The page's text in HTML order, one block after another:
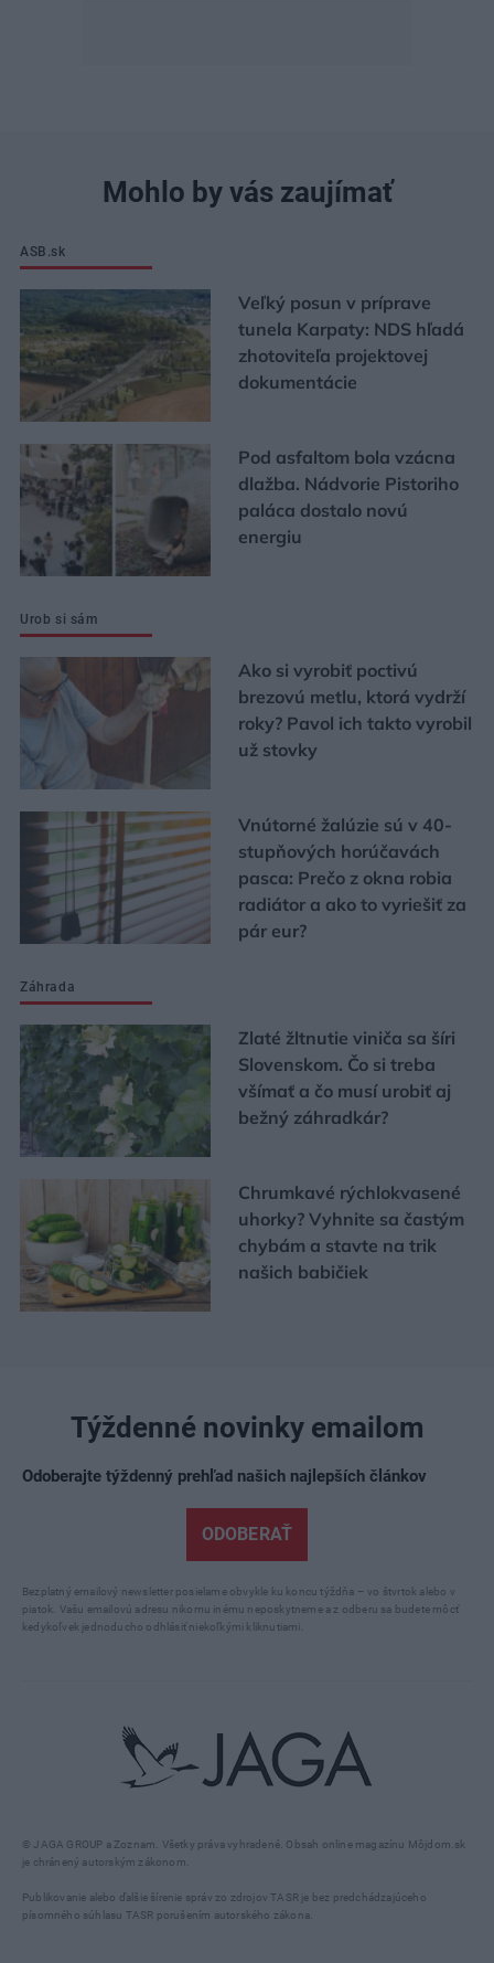
Mohlo by vás zaujímať
ASB.sk
Veľký posun v príprave
tunela Karpaty: NDS hľadá
zhotoviteľa projektovej
dokumentácie
Pod asfaltom bola vzácna
dlažba. Nádvorie Pistoriho
paláca dostalo novú
energiu
Urob si sám
Ako si vyrobiť poctivú
brezovú metlu, ktorá vydrží
roky? Pavol ich takto vyrobil
už stovky
Vnútorné žalúzie sú v 40-
stupňových horúčavách
pasca: Prečo z okna robia
radiátor a ako to vyriešiť za
pár eur?
Záhrada
Zlaté žltnutie viniča sa šíri
Slovenskom. Čo si treba
všímať a čo musí urobiť aj
bežný záhradkár?
Chrumkavé rýchlokvasené
uhorky? Vyhnite sa častým
chybám a stavte na trik
našich babičiek
© JAGA GROUP a Zoznam. Všetky práva vyhradené. Obsah online magazínu Môjdom.sk
je chránený autorským zákonom.
Publikovanie alebo ďalšie šírenie správ zo zdrojov TASR je bez predchádzajúceho
písomného súhlasu TASR porušením autorského zákona.
Týždenné novinky emailom
Odoberajte týždenný prehľad našich najlepších článkov
ODOBERAŤ
Bezplatný emailový newsletter posielame obvykle ku koncu týždňa – vo štvrtok alebo v
piatok. Vašu emailovú adresu nikomu inému neposkytneme a z odberu sa budete môcť
kedykoľvek jednoducho odhlásiť niekoľkými kliknutiami.